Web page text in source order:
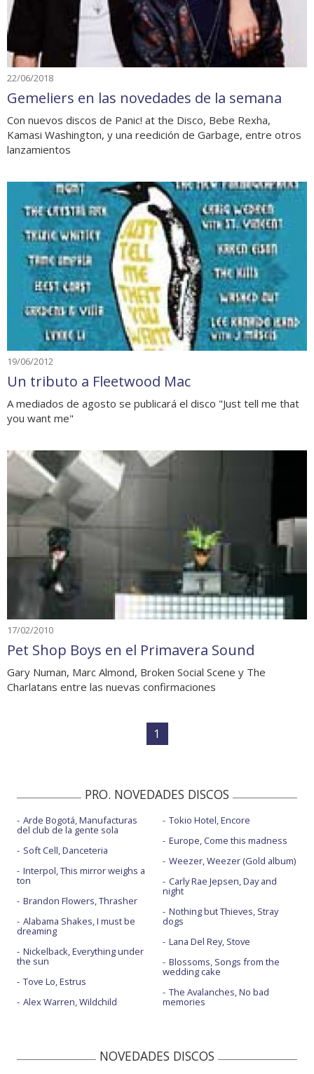
22/06/2018
Gemeliers en las novedades de la semana
Con nuevos discos de Panic! at the Disco, Bebe Rexha,
Kamasi Washington, y una reedición de Garbage, entre otros
lanzamientos
19/06/2012
Un tributo a Fleetwood Mac
A mediados de agosto se publicará el disco "Just tell me that
you want me"
17/02/2010
Pet Shop Boys en el Primavera Sound
Gary Numan, Marc Almond, Broken Social Scene y The
Charlatans entre las nuevas confirmaciones
1
PRO. NOVEDADES DISCOS
Arde Bogotá, Manufacturas
del club de la gente sola
Soft Cell, Danceteria
Interpol, This mirror weighs a
ton
Brandon Flowers, Thrasher
Alabama Shakes, I must be
dreaming
Nickelback, Everything under
the sun
Tove Lo, Estrus
Alex Warren, Wildchild
Tokio Hotel, Encore
Europe, Come this madness
Weezer, Weezer (Gold album)
Carly Rae Jepsen, Day and
night
Nothing but Thieves, Stray
dogs
Lana Del Rey, Stove
Blossoms, Songs from the
wedding cake
The Avalanches, No bad
memories
NOVEDADES DISCOS